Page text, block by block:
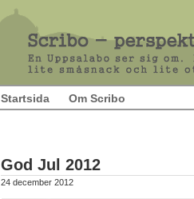
Startsida Om Scribo
God Jul 2012
24 december 2012